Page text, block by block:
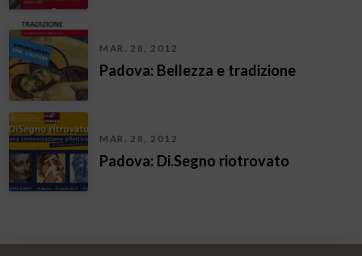
MAR. 28, 2012
Padova: Bellezza e tradizione
MAR. 28, 2012
Padova: Di.Segno riotrovato